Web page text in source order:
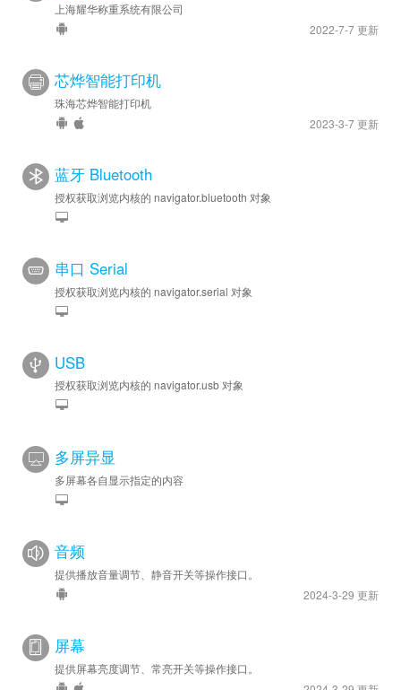
上海耀华称重系统有限公司
2022-7-7 更新
芯烨智能打印机
珠海芯烨智能打印机
2023-3-7 更新
蓝牙 Bluetooth
授权获取浏览内核的 navigator.bluetooth 对象
串口 Serial
授权获取浏览内核的 navigator.serial 对象
USB
授权获取浏览内核的 navigator.usb 对象
多屏异显
多屏幕各自显示指定的内容
音频
提供播放音量调节、静音开关等操作接口。
2024-3-29 更新
屏幕
提供屏幕亮度调节、常亮开关等操作接口。